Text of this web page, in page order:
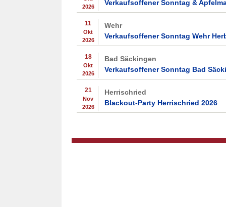
2026
Verkaufsoffener Sonntag &
11
Okt
2026
Wehr
Verkaufsoffener Sonntag Wehr
18
Okt
2026
Bad Säckingen
Verkaufsoffener Sonntag Bad
21
Nov
2026
Herrischried
Blackout-Party Herrischried 2026